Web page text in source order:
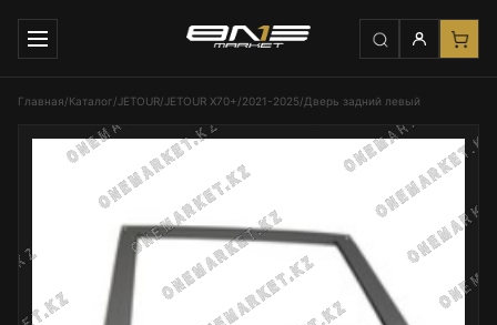
Главная/Каталог/ JETOUR/ JETOUR X70+/2021-2025/Дверь задний левый